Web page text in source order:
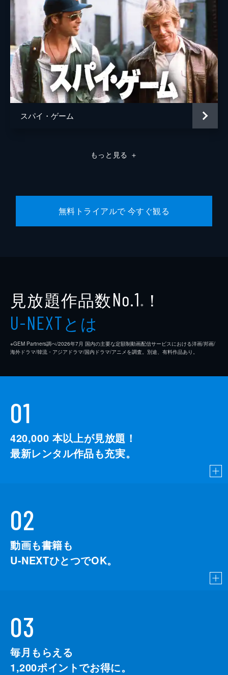
スパイ・ゲーム
もっと見る ＋
無料トライアルで 今すぐ観る
見放題作品数No.1 ※ ！
U-NEXTとは
※GEM Partners調べ/2026年7⽉ 国内の主要な定額制動画配信サービスにおける洋画/邦画/
海外ドラマ/韓流・アジアドラマ/国内ドラマ/アニメを調査。別途、有料作品あり。
01
420,000 本以上が見放題！
最新レンタル作品も充実。
02
動画も書籍も
U-NEXTひとつでOK。
03
毎月もらえる
1,200ポイントでお得に。